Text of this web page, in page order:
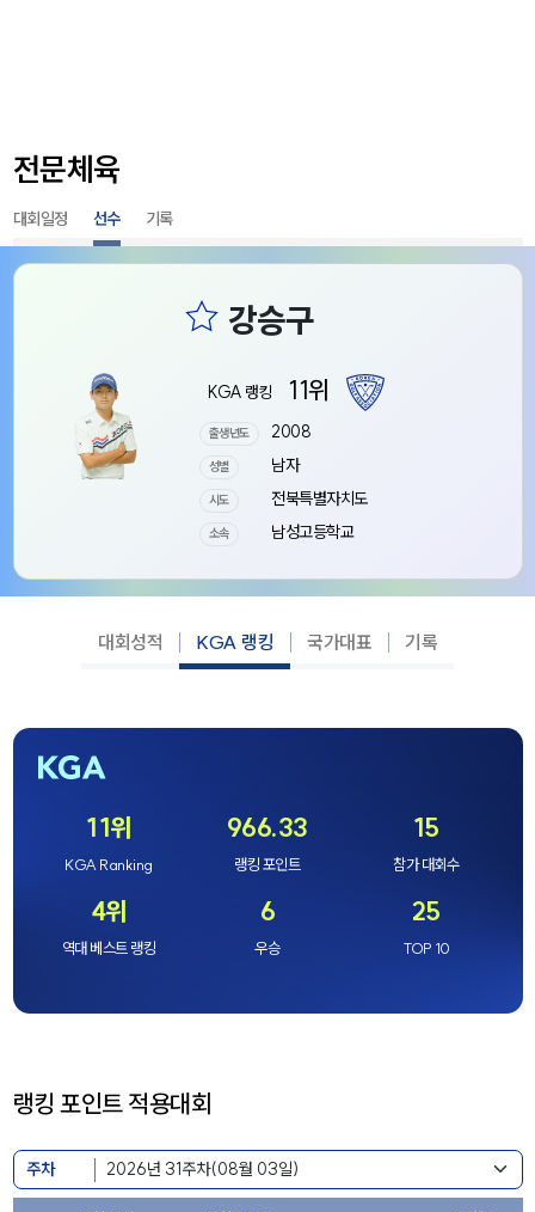
전문체육
대회일정 선수 기록
KGA 랭킹 11위
출생년도 2008
성별 남자
시도 전북특별자치도
소속 남성고등학교
대회성적 KGA 랭킹 국가대표 기록
11위
KGA Ranking
966.33
랭킹 포인트
15
참가 대회수
4위
역대 베스트 랭킹
6
우승
25
TOP 10
랭킹 포인트 적용대회
주차